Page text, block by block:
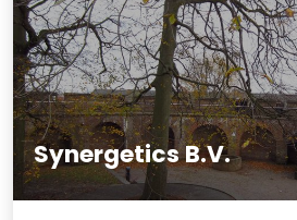
Synergetics B.V.